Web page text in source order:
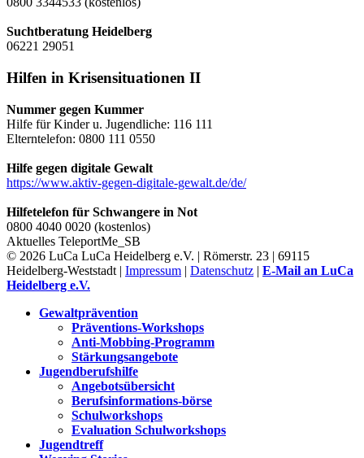
Suchtberatung Heidelberg
06221 29051
Hilfen in Krisensituationen II
Nummer gegen Kummer
Hilfe für Kinder u. Jugendliche: 116 111
Elterntelefon: 0800 111 0550
Hilfe gegen digitale Gewalt
https://www.aktiv-gegen-digitale-gewalt.de/de/
Hilfetelefon für Schwangere in Not
0800 4040 0020 (kostenlos)
Aktuelles TeleportMe_SB
© 2026 LuCa LuCa Heidelberg e.V. | Römerstr. 23 | 69115
Heidelberg-Weststadt | Impressum | Datenschutz | E-Mail an LuCa
Heidelberg e.V.
Gewaltprävention
Präventions-Workshops
Anti-Mobbing-Programm
Stärkungsangebote
Jugendberufshilfe
Angebotsübersicht
Berufsinformations-börse
Schulworkshops
Evaluation Schulworkshops
Jugendtreff